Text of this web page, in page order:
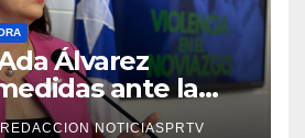
Álvarez
ante la
el noviazgo
REDACCION NOTICIASPRTV